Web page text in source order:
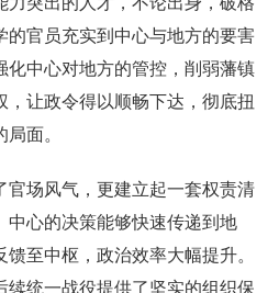
的官员充实到中心与地方的要害
化中心对地方的管控，削弱藩镇
让政令得以顺畅下达，彻底扭
面。
官场风气，更建立起一套权责清
中心的决策能够快速传递到地
至中枢，政治效率大幅提升。
续统一战役提供了坚实的组织保